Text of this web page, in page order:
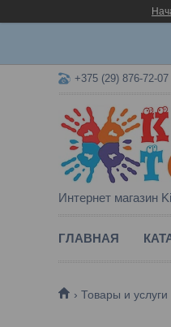
+375 (29) 876-72-07
Интернет магазин
ГЛАВНАЯ
Товары и услуги